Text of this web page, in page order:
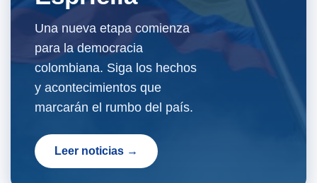
Una nueva etapa comienza
para la democracia
colombiana. Siga los hechos
y acontecimientos que
marcarán el rumbo del país.
Leer noticias →